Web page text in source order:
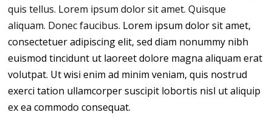
quis tellus. Lorem ipsum dolor sit amet. Quisque
aliquam. Donec faucibus. Lorem ipsum dolor sit amet,
consectetuer adipiscing elit, sed diam nonummy nibh
euismod tincidunt ut laoreet dolore magna aliquam erat
volutpat. Ut wisi enim ad minim veniam, quis nostrud
exerci tation ullamcorper suscipit lobortis nisl ut aliquip
ex ea commodo consequat.